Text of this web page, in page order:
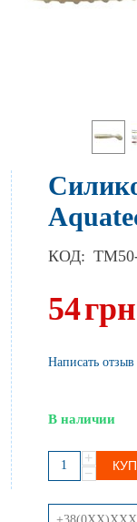
КОД:
54
Написать отзыв
В наличии
+
−